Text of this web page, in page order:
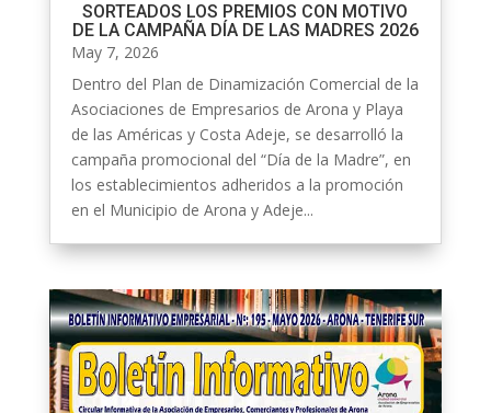
SORTEADOS LOS PREMIOS CON MOTIVO
DE LA CAMPAÑA DÍA DE LAS MADRES 2026
May 7, 2026
Dentro del Plan de Dinamización Comercial de la
Asociaciones de Empresarios de Arona y Playa
de las Américas y Costa Adeje, se desarrolló la
campaña promocional del “Día de la Madre”, en
los establecimientos adheridos a la promoción
en el Municipio de Arona y Adeje...